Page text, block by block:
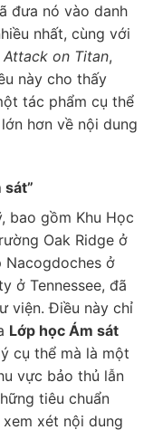
đưa nó vào danh
nhất, cùng với
Attack on Titan,
này cho thấy
tác phẩm cụ thể
hơn về nội dung
bao gồm Khu Học
Oak Ridge ở
Nacogdoches ở
ở Tennessee, đã
viện. Điều này chỉ
Lớp học Ám sát
cụ thể mà là một
vực bảo thủ lẫn
tiêu chuẩn
xét nội dung